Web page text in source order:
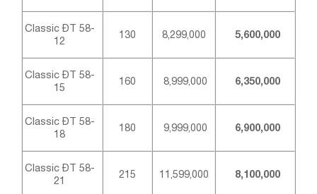
Classic ĐT 58-
12
130 8,299,000 5,600,000
Classic ĐT 58-
15
160 8,999,000 6,350,000
Classic ĐT 58-
18
180 9,999,000 6,900,000
Classic ĐT 58-
21
215 11,599,000 8,100,000